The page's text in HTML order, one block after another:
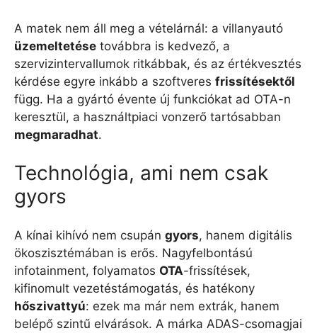
A matek nem áll meg a vételárnál: a villanyautó
üzemeltetése továbbra is kedvező, a
szervizintervallumok ritkábbak, és az értékvesztés
kérdése egyre inkább a szoftveres frissítésektől
függ. Ha a gyártó évente új funkciókat ad OTA-n
keresztül, a használtpiaci vonzerő tartósabban
megmaradhat.
Technológia, ami nem csak
gyors
A kínai kihívó nem csupán gyors, hanem digitális
ökoszisztémában is erős. Nagyfelbontású
infotainment, folyamatos OTA-frissítések,
kifinomult vezetéstámogatás, és hatékony
hőszivattyú: ezek ma már nem extrák, hanem
belépő szintű elvárások. A márka ADAS-csomagjai